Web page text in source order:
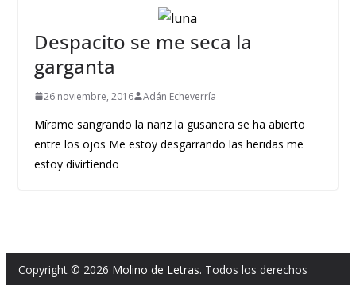
Despacito se me seca la
garganta
26 noviembre, 2016 Adán Echeverría
Mírame sangrando la nariz la gusanera se ha abierto
entre los ojos Me estoy desgarrando las heridas me
estoy divirtiendo
Copyright © 2026 Molino de Letras. Todos los derechos